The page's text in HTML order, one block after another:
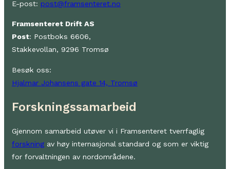
E-post: post@framsenteret.no
Framsenteret Drift AS
Post: Postboks 6606,
Stakkevollan, 9296 Tromsø
Besøk oss:
Hjalmar Johansens gate 14, Tromsø
Forskningssamarbeid
Gjennom samarbeid utøver vi i Framsenteret tverrfaglig
forskning av høy internasjonal standard og som er viktig
for forvaltningen av nordområdene.